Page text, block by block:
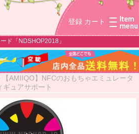
登録 カート
「NDSHOP2018」
【AMIIQO】NFCのおもちゃエミュレータ
ュアサポート